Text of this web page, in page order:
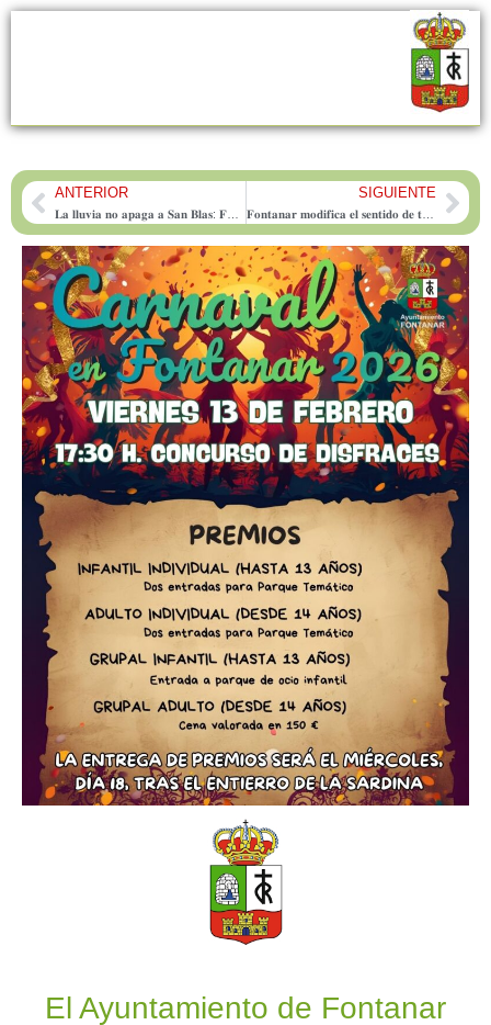
PrevANTERIOR SIGUIENTE
𝐅𝐨𝐧𝐭𝐚𝐧𝐚𝐫 𝐦𝐨𝐝𝐢𝐟𝐢𝐜𝐚 𝐞𝐥 𝐬𝐞𝐧𝐭𝐢𝐝𝐨 𝐝𝐞 𝐭𝐫𝐞𝐬 𝐜𝐚𝐥𝐥𝐞𝐬 𝐩𝐚𝐫𝐚 𝐦𝐞𝐣𝐨𝐫𝐚𝐫 𝐥𝐚 𝐟𝐥𝐮𝐢𝐝𝐞𝐳 𝐲 𝐬𝐞𝐠𝐮𝐫𝐢𝐝𝐚𝐝 𝐝𝐞𝐥 𝐭𝐫𝐚́𝐟𝐢𝐜𝐨
El Ayuntamiento de Fontanar